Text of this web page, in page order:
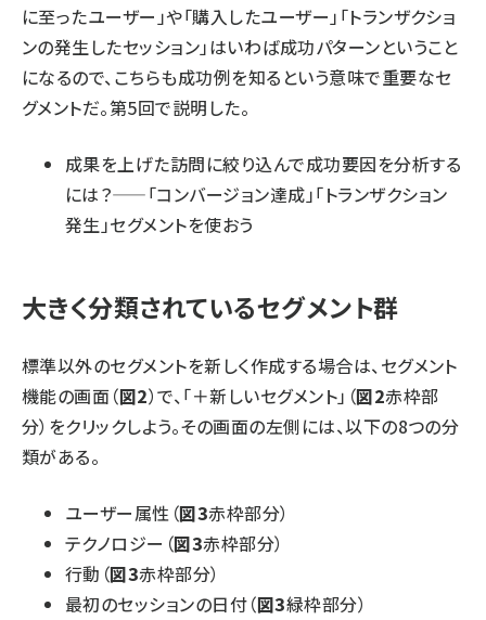
に至ったユーザー」や「購入したユーザー」「トランザクショ
ンの発生したセッション」はいわば成功パターンということ
になるので、こちらも成功例を知るという意味で重要なセ
グメントだ。第5回で説明した。
成果を上げた訪問に絞り込んで成功要因を分析する
には？——「コンバージョン達成」「トランザクション
発生」セグメントを使おう
大きく分類されているセグメント群
標準以外のセグメントを新しく作成する場合は、セグメント
機能の画面（図2）で、「＋新しいセグメント」（図2赤枠部
分）をクリックしよう。その画面の左側には、以下の8つの分
類がある。
ユーザー属性（図3赤枠部分）
テクノロジー（図3赤枠部分）
行動（図3赤枠部分）
最初のセッションの日付（図3緑枠部分）